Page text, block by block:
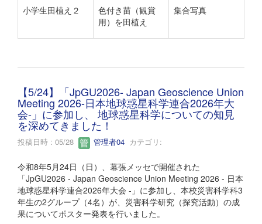
小学生田植え２
色付き苗（観賞
用）を田植え
集合写真
【5/24】「JpGU2026- Japan Geoscience Union
Meeting 2026-日本地球惑星科学連合2026年大
会-」に参加し、 地球惑星科学についての知見
を深めてきました！
投稿日時 : 05/28 管理者04 カテゴリ:
令和8年5月24日（日）、幕張メッセで開催された
「JpGU2026 - Japan Geoscience Union Meeting 2026 - 日本
地球惑星科学連合2026年大会 -」に参加し、本校災害科学科3
年生の2グループ（4名）が、災害科学研究（探究活動）の成
果についてポスター発表を行いました。